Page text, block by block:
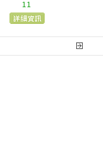
11